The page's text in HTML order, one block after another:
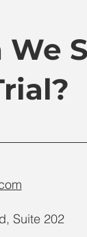
We
Suite 202